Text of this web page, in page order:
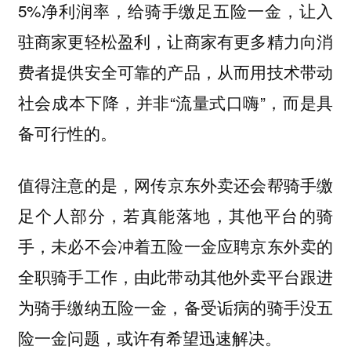
5%净利润率，给骑手缴足五险一金，让入
驻商家更轻松盈利，让商家有更多精力向消
费者提供安全可靠的产品，从而用技术带动
社会成本下降，并非“流量式口嗨”，而是具
备可行性的。
值得注意的是， 网传京东外卖还会帮骑手缴
足个人部分 ，若真能落地，其他平台的骑
手，未必不会冲着五险一金应聘京东外卖的
全职骑手工作，由此带动其他外卖平台跟进
为骑手缴纳五险一金，备受诟病的骑手没五
险一金问题，或许有希望迅速解决。